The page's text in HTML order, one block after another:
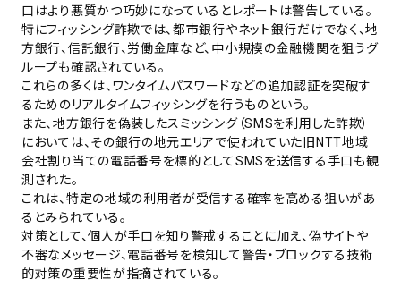
口はより悪質かつ巧妙になっているとレポートは警告している。
特にフィッシング詐欺では、都市銀行やネット銀行だけでなく、地
方銀行、信託銀行、労働金庫など、中小規模の金融機関を狙うグ
ループも確認されている。
これらの多くは、ワンタイムパスワードなどの追加認証を突破す
るためのリアルタイムフィッシングを行うものという。
また、地方銀行を偽装したスミッシング（SMSを利用した詐欺）
においては、その銀行の地元エリアで使われていた旧NTT地域
会社割り当ての電話番号を標的としてSMSを送信する手口も観
測された。
これは、特定の地域の利用者が受信する確率を高める狙いがあ
るとみられている。
対策として、個人が手口を知り警戒することに加え、偽サイトや
不審なメッセージ、電話番号を検知して警告・ブロックする技術
的対策の重要性が指摘されている。